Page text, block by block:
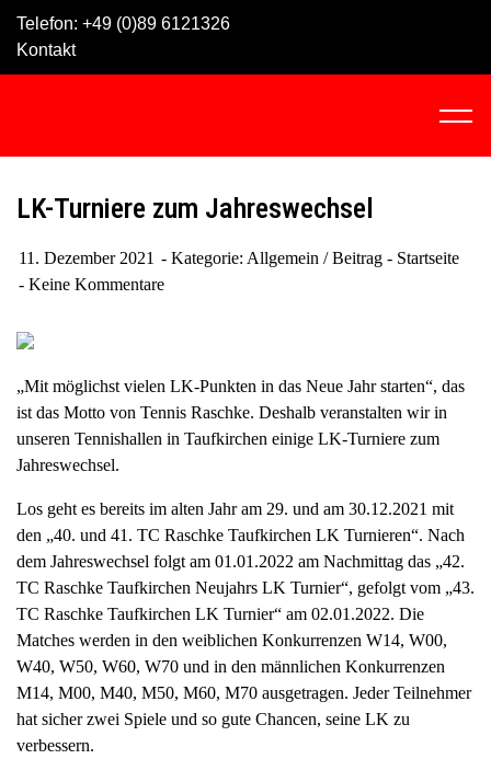
Telefon: +49 (0)89 6121326
Kontakt
C
t
w
a
v
i
g
o
LK-Turniere zum Jahreswechsel
11. Dezember 2021 Kategorie: Allgemein /Beitrag - Startseite
Keine Kommentare
„Mit möglichst vielen LK-Punkten in das Neue Jahr starten“, das
ist das Motto von Tennis Raschke. Deshalb veranstalten wir in
unseren Tennishallen in Taufkirchen einige LK-Turniere zum
Jahreswechsel.
Los geht es bereits im alten Jahr am 29. und am 30.12.2021 mit
den „40. und 41. TC Raschke Taufkirchen LK Turnieren“. Nach
dem Jahreswechsel folgt am 01.01.2022 am Nachmittag das „42.
TC Raschke Taufkirchen Neujahrs LK Turnier“, gefolgt vom „43.
TC Raschke Taufkirchen LK Turnier“ am 02.01.2022. Die
Matches werden in den weiblichen Konkurrenzen W14, W00,
W40, W50, W60, W70 und in den männlichen Konkurrenzen
M14, M00, M40, M50, M60, M70 ausgetragen. Jeder Teilnehmer
hat sicher zwei Spiele und so gute Chancen, seine LK zu
verbessern.